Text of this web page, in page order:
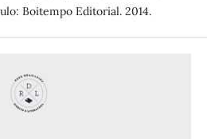
Boitempo Editorial. 2014.